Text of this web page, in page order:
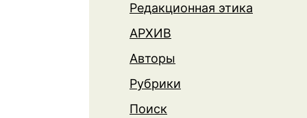
Редакционная этика
АРХИВ
Авторы
Рубрики
Поиск